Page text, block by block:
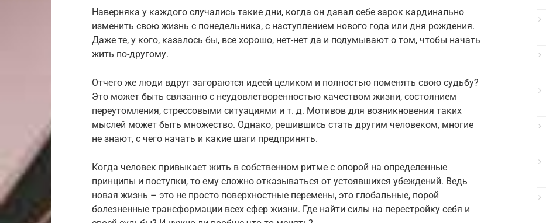
Наверняка у каждого случались такие дни, когда он давал себе зарок кардинально
изменить свою жизнь с понедельника, с наступлением нового года или дня рождения.
Даже те, у кого, казалось бы, все хорошо, нет-нет да и подумывают о том, чтобы начать
жить по-другому.
Отчего же люди вдруг загораются идеей целиком и полностью поменять свою судьбу?
Это может быть связанно с неудовлетворенностью качеством жизни, состоянием
переутомления, стрессовыми ситуациями и т. д. Мотивов для возникновения таких
мыслей может быть множество. Однако, решившись стать другим человеком, многие
не знают, с чего начать и какие шаги предпринять.
Когда человек привыкает жить в собственном ритме с опорой на определенные
принципы и поступки, то ему сложно отказываться от устоявшихся убеждений. Ведь
новая жизнь – это не просто поверхностные перемены, это глобальные, порой
болезненные трансформации всех сфер жизни. Где найти силы на перестройку себя и